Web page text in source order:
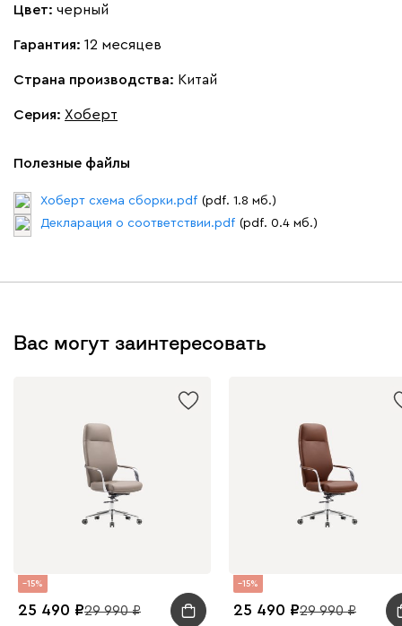
Цвет: черный
Гарантия: 12 месяцев
Страна производства: Китай
Серия: Хоберт
Полезные файлы
Хоберт схема сборки.pdf (pdf. 1.8 мб.)
Декларация о соответствии.pdf (pdf. 0.4 мб.)
Вас могут заинтересовать
15
25 490 29 990
15
25 490 29 990